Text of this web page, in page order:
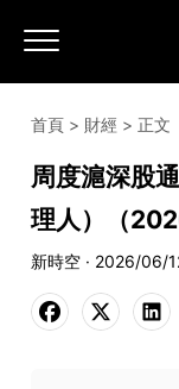
首頁 > 財經 > 正文
周度滬深股
理人）（
新時空 · 2026/06/